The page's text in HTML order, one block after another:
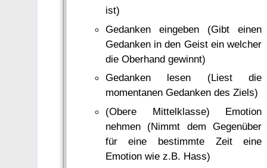
ist)
Gedanken eingeben (Gibt einen
Gedanken in den Geist ein welcher
die Oberhand gewinnt)
Gedanken lesen (Liest die
momentanen Gedanken des Ziels)
(Obere Mittelklasse) Emotion
nehmen (Nimmt dem Gegenüber
für eine bestimmte Zeit eine
Emotion wie z.B. Hass)